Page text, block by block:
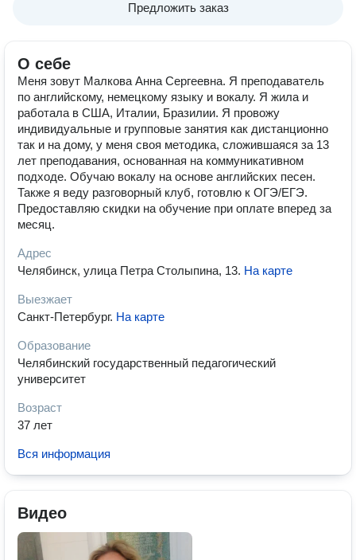
Предложить заказ
О себе
Меня зовут Малкова Анна Сергеевна. Я преподаватель
по английскому, немецкому языку и вокалу. Я жила и
работала в США, Италии, Бразилии. Я провожу
индивидуальные и групповые занятия как дистанционно
так и на дому, у меня своя методика, сложившаяся за 13
лет преподавания, основанная на коммуникативном
подходе. Обучаю вокалу на основе английских песен.
Также я веду разговорный клуб, готовлю к ОГЭ/ЕГЭ.
Предоставляю скидки на обучение при оплате вперед за
месяц.
Адрес
Челябинск, улица Петра Столыпина, 13. На карте
Выезжает
Санкт-Петербург. На карте
Образование
Челябинский государственный педагогический
университет
Возраст
37 лет
Вся информация
Видео